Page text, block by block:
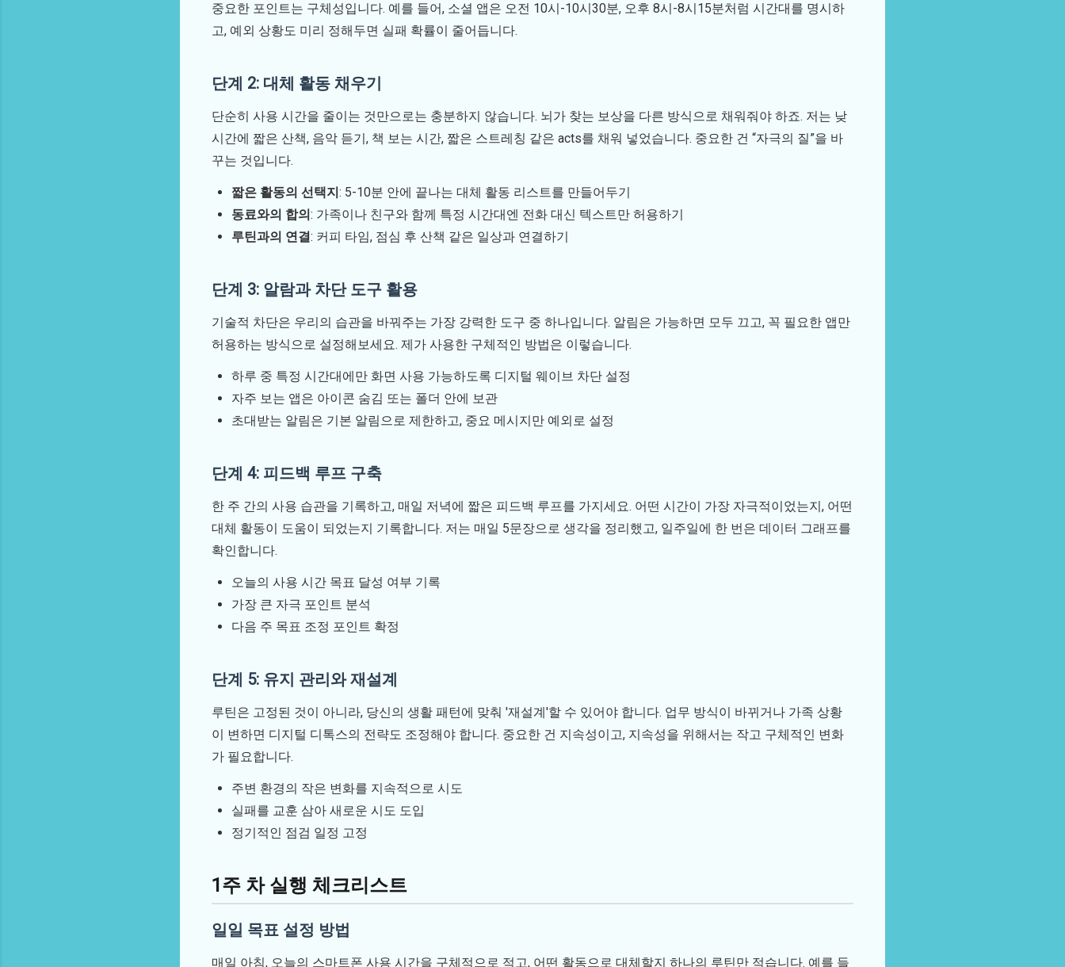
중요한 포인트는 구체성입니다. 예를 들어, 소셜 앱은 오전 10시-10시30분, 오후 8시-8시15분처럼 시간대를 명시하
고, 예외 상황도 미리 정해두면 실패 확률이 줄어듭니다.
단계 2: 대체 활동 채우기
단순히 사용 시간을 줄이는 것만으로는 충분하지 않습니다. 뇌가 찾는 보상을 다른 방식으로 채워줘야 하죠. 저는 낮
시간에 짧은 산책, 음악 듣기, 책 보는 시간, 짧은 스트레칭 같은 acts를 채워 넣었습니다. 중요한 건 “자극의 질”을 바
꾸는 것입니다.
짧은 활동의 선택지: 5-10분 안에 끝나는 대체 활동 리스트를 만들어두기
동료와의 합의: 가족이나 친구와 함께 특정 시간대엔 전화 대신 텍스트만 허용하기
루틴과의 연결: 커피 타임, 점심 후 산책 같은 일상과 연결하기
단계 3: 알람과 차단 도구 활용
기술적 차단은 우리의 습관을 바꿔주는 가장 강력한 도구 중 하나입니다. 알림은 가능하면 모두 끄고, 꼭 필요한 앱만
허용하는 방식으로 설정해보세요. 제가 사용한 구체적인 방법은 이렇습니다.
하루 중 특정 시간대에만 화면 사용 가능하도록 디지털 웨이브 차단 설정
자주 보는 앱은 아이콘 숨김 또는 폴더 안에 보관
초대받는 알림은 기본 알림으로 제한하고, 중요 메시지만 예외로 설정
단계 4: 피드백 루프 구축
한 주 간의 사용 습관을 기록하고, 매일 저녁에 짧은 피드백 루프를 가지세요. 어떤 시간이 가장 자극적이었는지, 어떤
대체 활동이 도움이 되었는지 기록합니다. 저는 매일 5문장으로 생각을 정리했고, 일주일에 한 번은 데이터 그래프를
확인합니다.
오늘의 사용 시간 목표 달성 여부 기록
가장 큰 자극 포인트 분석
다음 주 목표 조정 포인트 확정
단계 5: 유지 관리와 재설계
루틴은 고정된 것이 아니라, 당신의 생활 패턴에 맞춰 '재설계'할 수 있어야 합니다. 업무 방식이 바뀌거나 가족 상황
이 변하면 디지털 디톡스의 전략도 조정해야 합니다. 중요한 건 지속성이고, 지속성을 위해서는 작고 구체적인 변화
가 필요합니다.
주변 환경의 작은 변화를 지속적으로 시도
실패를 교훈 삼아 새로운 시도 도입
정기적인 점검 일정 고정
1주 차 실행 체크리스트
일일 목표 설정 방법
매일 아침, 오늘의 스마트폰 사용 시간을 구체적으로 적고, 어떤 활동으로 대체할지 하나의 루틴만 적습니다. 예를 들